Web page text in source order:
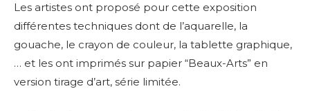
Les artistes ont proposé pour cette exposition
différentes techniques dont de l’aquarelle, la
gouache, le crayon de couleur, la tablette graphique,
… et les ont imprimés sur papier “Beaux-Arts” en
version tirage d’art, série limitée.